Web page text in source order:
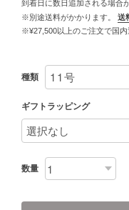
到着日に数日追加される場合
※別途送料がかかります。
送
※¥27,500以上のご注文で国内
種類
ギフトラッピング
数量